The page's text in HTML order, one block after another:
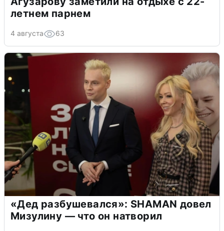
летнем парнем
4 августа 63
«Дед разбушевался»: SHAMAN довел
Мизулину — что он натворил